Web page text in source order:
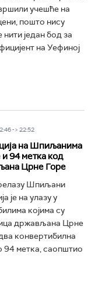
учешће на
пошто нису
нити један бод за
на Уефиној
-> 22:52
на Шпиљанима
94 метка код
Црне Горе
Шпиљани
је на улазу у
којима су
држављана Црне
конвертибилна
94 метка, саопштио